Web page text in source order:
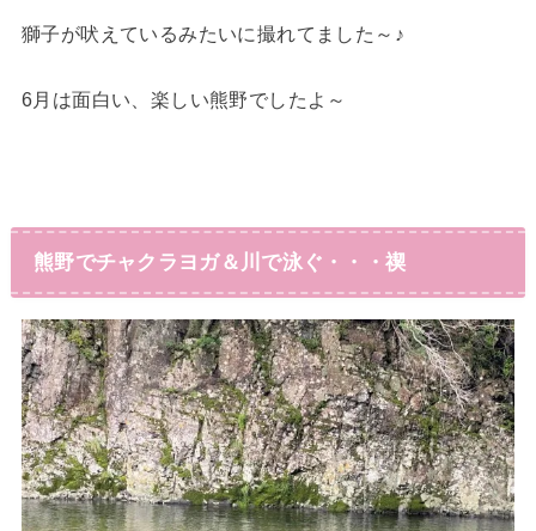
獅子が吠えているみたいに撮れてました～♪
6月は面白い、楽しい熊野でしたよ～
熊野でチャクラヨガ＆川で泳ぐ・・・禊